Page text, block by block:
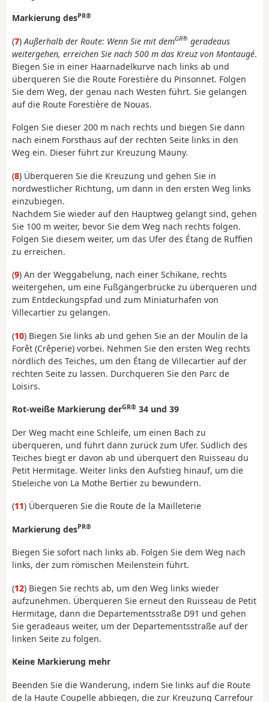
Markierung desPR®
(7) Außerhalb der Route: Wenn Sie mit demGR® geradeaus
weitergehen, erreichen Sie nach 500 m das Kreuz von Montaugé.
Biegen Sie in einer Haarnadelkurve nach links ab und
überqueren Sie die Route Forestière du Pinsonnet. Folgen
Sie dem Weg, der genau nach Westen führt. Sie gelangen
auf die Route Forestière de Nouas.
Folgen Sie dieser 200 m nach rechts und biegen Sie dann
nach einem Forsthaus auf der rechten Seite links in den
Weg ein. Dieser führt zur Kreuzung Mauny.
(8) Überqueren Sie die Kreuzung und gehen Sie in
nordwestlicher Richtung, um dann in den ersten Weg links
einzubiegen.
Nachdem Sie wieder auf den Hauptweg gelangt sind, gehen
Sie 100 m weiter, bevor Sie dem Weg nach rechts folgen.
Folgen Sie diesem weiter, um das Ufer des Étang de Ruffien
zu erreichen.
(9) An der Weggabelung, nach einer Schikane, rechts
weitergehen, um eine Fußgängerbrücke zu überqueren und
zum Entdeckungspfad und zum Miniaturhafen von
Villecartier zu gelangen.
(10) Biegen Sie links ab und gehen Sie an der Moulin de la
Forêt (Crêperie) vorbei. Nehmen Sie den ersten Weg rechts
nördlich des Teiches, um den Étang de Villecartier auf der
rechten Seite zu lassen. Durchqueren Sie den Parc de
Loisirs.
Rot-weiße Markierung derGR® 34 und 39
Der Weg macht eine Schleife, um einen Bach zu
überqueren, und führt dann zurück zum Ufer. Südlich des
Teiches biegt er davon ab und überquert den Ruisseau du
Petit Hermitage. Weiter links den Aufstieg hinauf, um die
Stieleiche von La Mothe Bertier zu bewundern.
(11) Überqueren Sie die Route de la Mailleterie
Markierung desPR®
Biegen Sie sofort nach links ab. Folgen Sie dem Weg nach
links, der zum römischen Meilenstein führt.
(12) Biegen Sie rechts ab, um den Weg links wieder
aufzunehmen. Überqueren Sie erneut den Ruisseau de Petit
Hermitage, dann die Departementsstraße D91 und gehen
Sie geradeaus weiter, um der Departementsstraße auf der
linken Seite zu folgen.
Keine Markierung mehr
Beenden Sie die Wanderung, indem Sie links auf die Route
de la Haute Coupelle abbiegen, die zur Kreuzung Carrefour